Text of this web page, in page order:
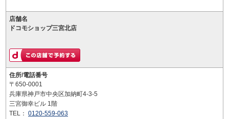
店舗名
ドコモショップ三宮北店
住所/電話番号
〒650-0001
兵庫県神戸市中央区加納町4-3-5
三宮御幸ビル 1階
TEL： 0120-559-063